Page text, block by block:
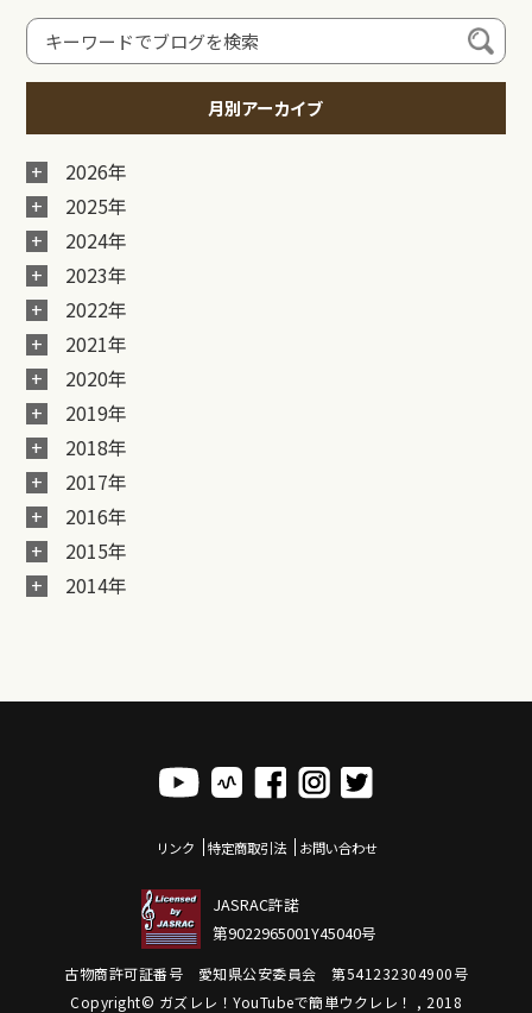
月別アーカイブ
2026年
2025年
2024年
2023年
2022年
2021年
2020年
2019年
2018年
2017年
2016年
2015年
2014年
リンク 特定商取引法 お問い合わせ
JASRAC許諾
第9022965001Y45040号
古物商許可証番号 愛知県公安委員会 第541232304900号
Copyright© ガズレレ！YouTubeで簡単ウクレレ！ , 2018